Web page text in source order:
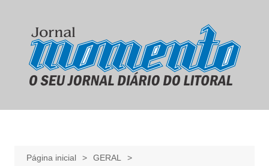
conteúdo
Página inicial
GERAL